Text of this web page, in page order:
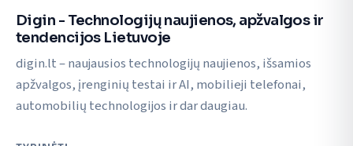
Digin - Technologijų naujienos, apžvalgos ir
tendencijos Lietuvoje
digin.lt – naujausios technologijų naujienos, išsamios
apžvalgos, įrenginių testai ir AI, mobilieji telefonai,
automobilių technologijos ir dar daugiau.